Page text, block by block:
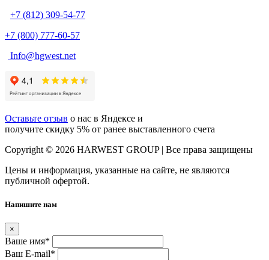
+7 (812) 309-54-77
+7 (800) 777-60-57
Info@hgwest.net
Оставьте отзыв о нас в Яндексе и
получите скидку 5% от ранее выставленного счета
Copyright © 2026 HARWEST GROUP | Все права защищены
Цены и информация, указанные на сайте, не являются
публичной офертой.
Напишите нам
×
Ваше имя*
Ваш E-mail*